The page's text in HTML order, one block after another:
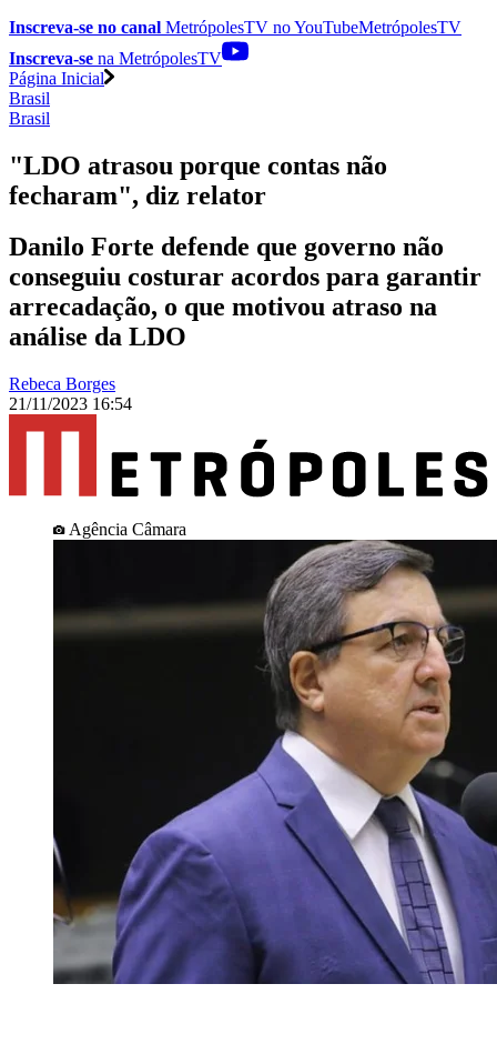
Inscreva-se no canal MetrópolesTV noYouTubeMetrópolesTV
Inscreva-se na MetrópolesTV
Página Inicial
Brasil
Brasil
"LDO atrasou porque contas não
fecharam", diz relator
Danilo Forte defende que governo não
conseguiu costurar acordos para garantir
arrecadação, o que motivou atraso na
análise da LDO
Rebeca Borges
21/11/2023 16:54
Agência Câmara